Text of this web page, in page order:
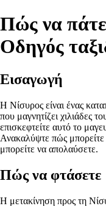
Πώς να
Οδηγός
Εισαγωγή
Η Νίσυρος είναι ένας
που μαγνητίζει χιλιάδες
επισκεφτείτε αυτό το
Ανακαλύψτε πώς μπορείτε
μπορείτε να απολαύσετε.
Πώς να φτάσετε
Η μετακίνηση προς τη